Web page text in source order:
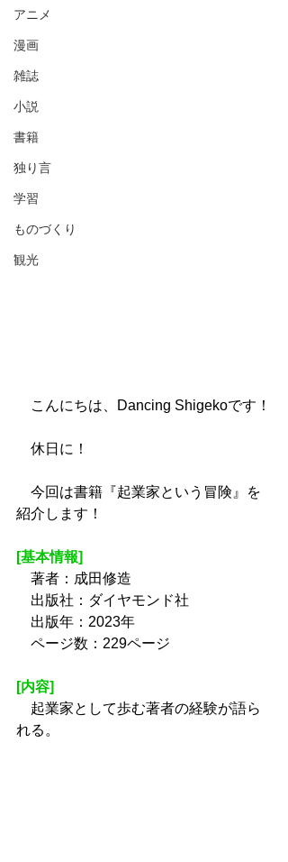
アニメ
漫画
雑誌
小説
書籍
独り言
学習
ものづくり
観光
こんにちは、Dancing Shigekoです！
休日に！
今回は書籍『起業家という冒険』を
紹介します！
[基本情報]
著者：成田修造
出版社：ダイヤモンド社
出版年：2023年
ページ数：229ページ
[内容]
起業家として歩む著者の経験が語ら
れる。